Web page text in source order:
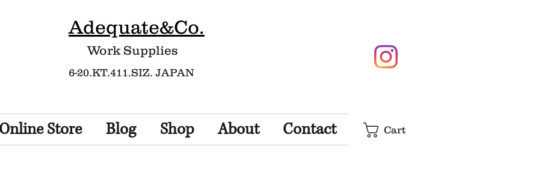
Adequate&Co.
Work Supplies​
6-20.KT.411.SIZ. JAPAN
Store Blog Shop About Contact Cart